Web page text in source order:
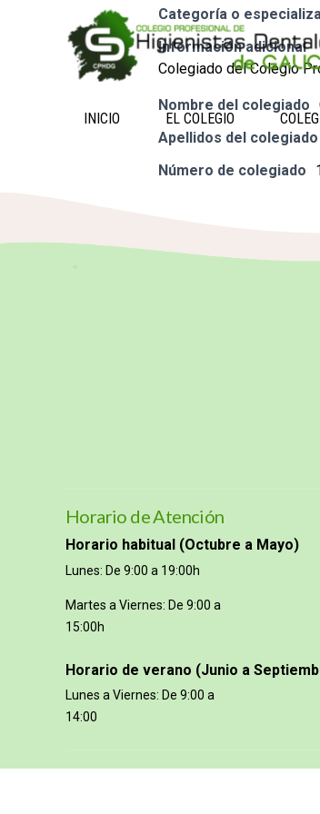
INICIO EL COLEGIO
Categoría o
Información adicional
Colegiado del Colegio
Nombre del colegiado
Apellidos del colegiado
Número de colegiado
Horario de Atención
Horario habitual (Octubre a Mayo)
Lunes: De 9:00 a 19:00h
Martes a Viernes: De 9:00 a
15:00h
Horario de verano (Junio a
Lunes a Viernes: De 9:00 a
14:00